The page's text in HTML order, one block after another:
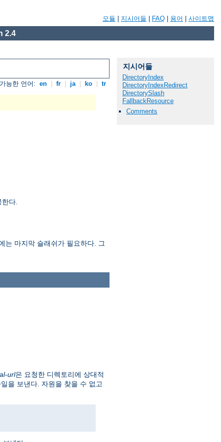
모듈 지시어들 FAQ 용어 사이트맵
2.4
가능한 언어: en fr ja ko tr
한다.
는 마지막 슬래쉬가 필요하다. 그
지시어들
DirectoryIndex
DirectoryIndexRedirect
DirectorySlash
FallbackResource
Comments
url은 요청한 디렉토리에 상대적
을 보낸다. 자원을 찾을 수 없고